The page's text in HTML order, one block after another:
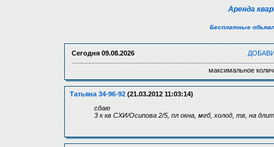
Аренда
Бесплатные
Сегодня 09.08.2026
максимальное
Татьяна 34-96-92 (21.03.2012 11:03:14)
сдаю
3 к кв СХИ/Осипова 2/5, пл окна, меб, холод, тв, на